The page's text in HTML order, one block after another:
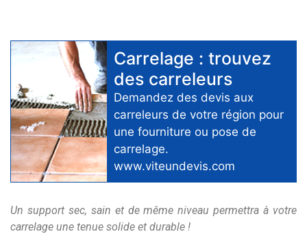
Carrelage : trouvez
des carreleurs
Demandez des devis aux
carreleurs de votre région pour
une fourniture ou pose de
carrelage.
www.viteundevis.com
Un support sec, sain et de même niveau permettra à votre
carrelage une tenue solide et durable !